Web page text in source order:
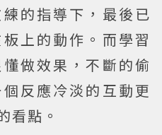
的指導下，最後已
上的動作。而學習
做效果，不斷的偷
反應冷淡的互動更
看點。